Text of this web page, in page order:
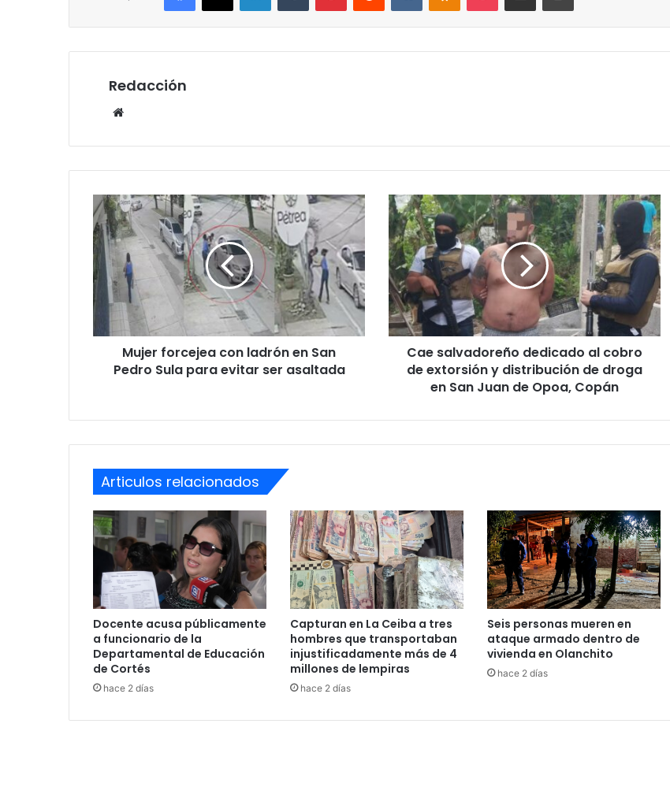
Redacción
Mujer
forcejea
con
ladrón
en
San
Pedro
Sula
para
Mujer forcejea con ladrón en San
Pedro Sula para evitar ser asaltada
Cae
salvadoreño
dedicado
al
cobro
de
extorsión
y
distribución
droga
Juan
Cae salvadoreño dedicado al cobro
de extorsión y distribución de droga
en San Juan de Opoa, Copán
Articulos relacionados
Docente acusa públicamente
a funcionario de la
Departamental de Educación
de Cortés
hace 2 días
Capturan en La Ceiba a tres
hombres que transportaban
injustificadamente más de 4
millones de lempiras
hace 2 días
Seis personas mueren en
ataque armado dentro de
vivienda en Olanchito
hace 2 días